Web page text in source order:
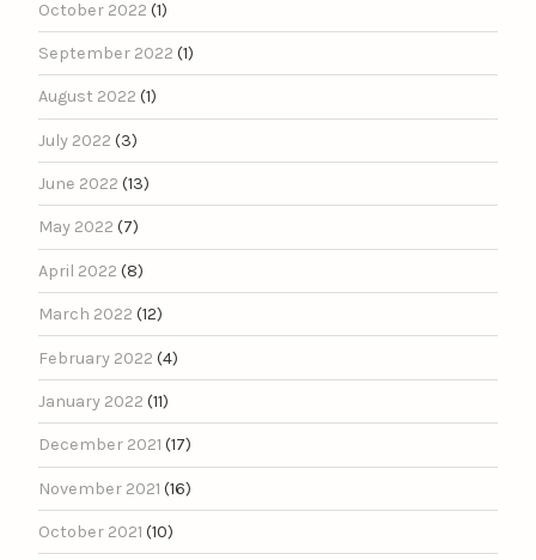
October 2022 (1)
September 2022 (1)
August 2022 (1)
July 2022 (3)
June 2022 (13)
May 2022 (7)
April 2022 (8)
March 2022 (12)
February 2022 (4)
January 2022 (11)
December 2021 (17)
November 2021 (16)
October 2021 (10)